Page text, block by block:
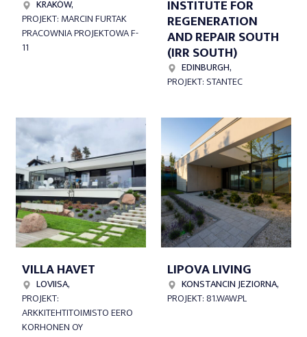
KRAKÓW,
PROJEKT: MARCIN FURTAK
PRACOWNIA PROJEKTOWA F-
11
INSTITUTE FOR
REGENERATION
AND REPAIR SOUTH
(IRR SOUTH)
EDINBURGH,
PROJEKT: STANTEC
VILLA HAVET
LOVIISA,
PROJEKT:
ARKKITEHTITOIMISTO EERO
KORHONEN OY
LIPOVA LIVING
KONSTANCIN JEZIORNA,
PROJEKT: 81.WAW.PL